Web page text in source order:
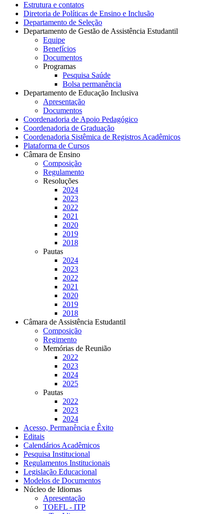
Estrutura e contatos
Diretoria de Políticas de Ensino e Inclusão
Departamento de Seleção
Departamento de Gestão de Assistência Estudantil
Equipe
Benefícios
Documentos
Programas
Pesquisa Saúde
Bolsa permanência
Departamento de Educação Inclusiva
Apresentação
Documentos
Coordenadoria de Apoio Pedagógico
Coordenadoria de Graduação
Coordenadoria Sistêmica de Registros Acadêmicos
Plataforma de Cursos
Câmara de Ensino
Composição
Regulamento
Resoluções
2024
2023
2022
2021
2020
2019
2018
Pautas
2024
2023
2022
2021
2020
2019
2018
Câmara de Assistência Estudantil
Composição
Regimento
Memórias de Reunião
2022
2023
2024
2025
Pautas
2022
2023
2024
Acesso, Permanência e Êxito
Editais
Calendários Acadêmicos
Pesquisa Institucional
Regulamentos Institucionais
Legislação Educacional
Modelos de Documentos
Núcleo de Idiomas
Apresentação
TOEFL - ITP